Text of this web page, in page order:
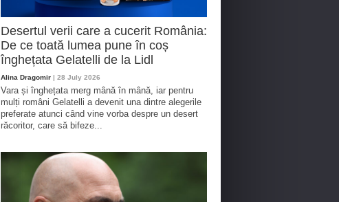
Desertul verii care a cucerit România:
De ce toată lumea pune în coș
înghețata Gelatelli de la Lidl
Alina Dragomir | 28 July 2026
Vara și înghețata merg mână în mână, iar pentru
mulți români Gelatelli a devenit una dintre alegerile
preferate atunci când vine vorba despre un desert
răcoritor, care să bifeze...